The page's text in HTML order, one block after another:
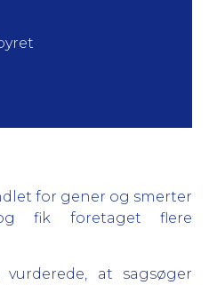
for gener og smerter
fik foretaget flere
at sagsøger